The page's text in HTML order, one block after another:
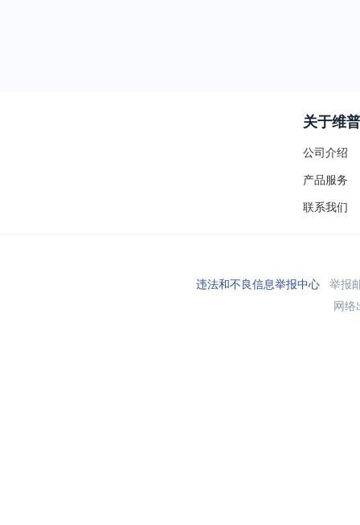
关于维普
公司介绍
产品服务
联系我们
违法和不良信息举报中心举报
网